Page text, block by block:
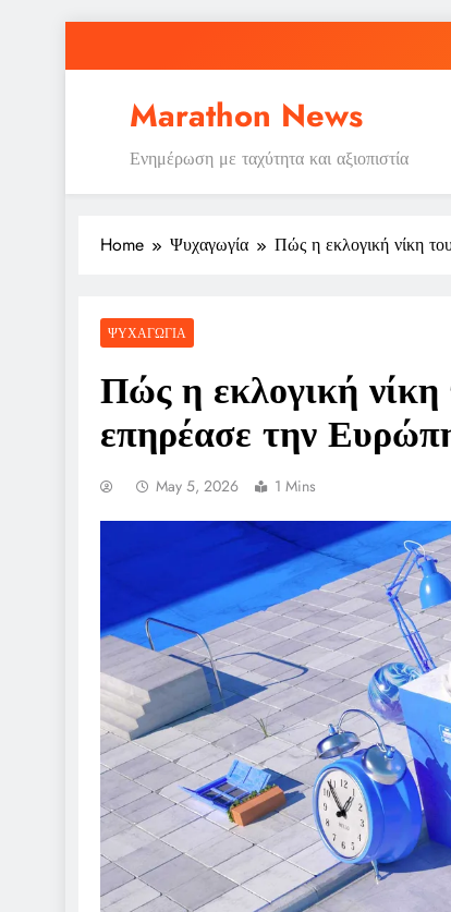
Marathon News
Ενημέρωση με ταχύτητα και αξιοπιστία
Home Ψυχαγωγία Πώς η εκλογική νίκη
ΨΥΧΑΓΩΓΊΑ
Πώς η εκλογική
επηρέασε την
May 5, 2026 1 Mins